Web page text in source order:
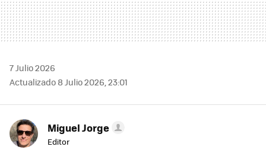
7 Julio 2026
Actualizado 8 Julio 2026, 23:01
Miguel Jorge
Editor